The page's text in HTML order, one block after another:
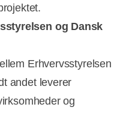
og Dansk
Erhvervsstyrelsen
andet leverer
og